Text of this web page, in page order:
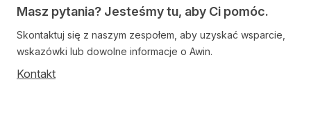
Masz pytania? Jesteśmy tu, aby Ci pomóc.
Skontaktuj się z naszym zespołem, aby uzyskać wsparcie,
wskazówki lub dowolne informacje o Awin.
Kontakt